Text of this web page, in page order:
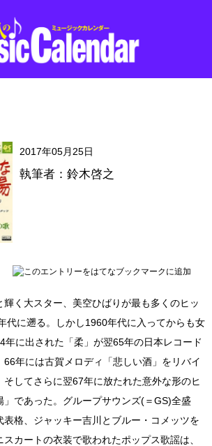
2017年05月25日
執筆者：鈴木啓之
く大スター、美空ひばりが最も多くのヒッ
代に遡る。しかし1960年代に入ってからも女
年に出された「柔」が翌65年の日本レコード
66年には古賀メロディ「悲しい酒」をリバイ
してさらに翌67年に放たれた意外な形のヒ
」であった。グループサウンズ(＝GS)全盛
格、ジャッキー吉川とブルー・コメッツを
カートの衣装で歌われたポップス歌謡は、